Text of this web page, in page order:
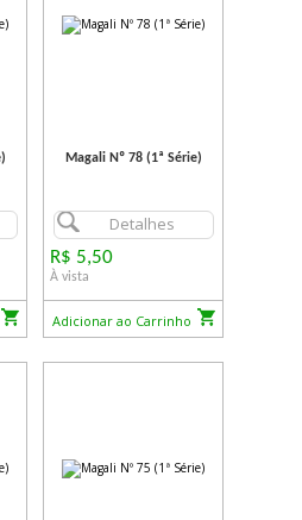
Magali Nº 78 (1ª Série)
Detalhes
R$ 5,50
À vista
Adicionar ao Carrinho